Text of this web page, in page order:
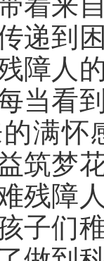
递到
障人
当看
满怀
筑梦
残障
子们